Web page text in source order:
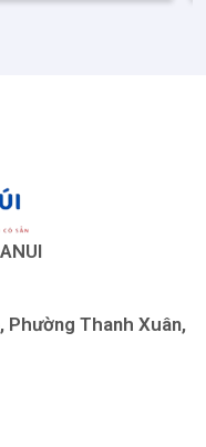
Phường Thanh Xuân,